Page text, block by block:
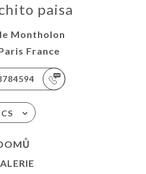
paisa
Montholon
France
CS